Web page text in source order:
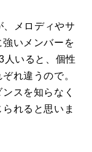
メロディやサ
いメンバーを
人いると、個性
れ違うので。
スを知らなく
れると思いま